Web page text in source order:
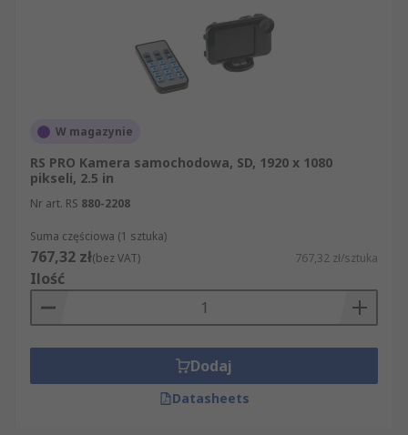
W magazynie
RS PRO Kamera samochodowa, SD, 1920 x 1080
pikseli, 2.5 in
Nr art. RS 880-2208
Suma częściowa (1 sztuka)
767,32 zł(bez VAT) 767,32 zł/sztuka
Ilość
Dodaj
Datasheets